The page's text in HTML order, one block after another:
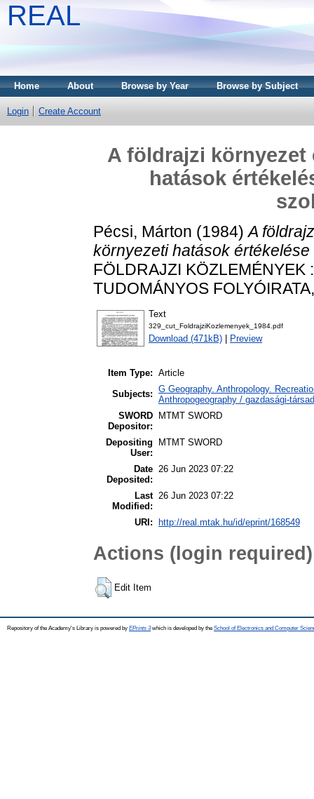
REAL
Home About Browse by Year Browse by Subject
Login Create Account
A földrajzi környezet
hatások
Pécsi, Márton (1984)A
környezeti hatások
FÖLDRAJZI KÖZLEMÉNYEK
TUDOMÁNYOS
Text
329_cut_FoldrajziKozlemenyek_1984.pdf
Download (471kB) Preview
Item Type: Article
Subjects: G Geography. Anthropology.
Anthropogeography / gazdasági-
SWORD
Depositor:
MTMT SWORD
Depositing
User:
MTMT SWORD
Date
Deposited:
26 Jun 2023 07:22
Last
Modified:
26 Jun 2023 07:22
URI: http://real.mtak.hu/id/eprint/168549
Actions (login required)
Edit Item
Repository of the Academy's Library is powered by EPrints 3which is developed by the School of Electronics and Computer